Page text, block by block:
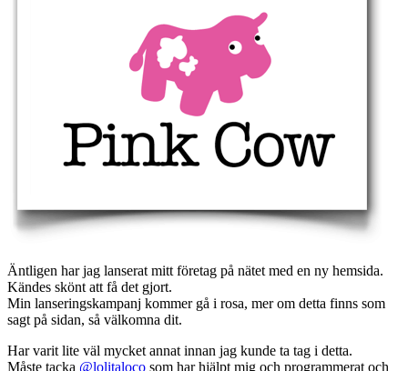
Äntligen har jag lanserat mitt företag på nätet med en ny hemsida.
Kändes skönt att få det gjort.
Min lanseringskampanj kommer gå i rosa, mer om detta finns som
sagt på sidan, så välkomna dit.
Har varit lite väl mycket annat innan jag kunde ta tag i detta.
Måste tacka @lolitaloco som har hjälpt mig och programmerat och